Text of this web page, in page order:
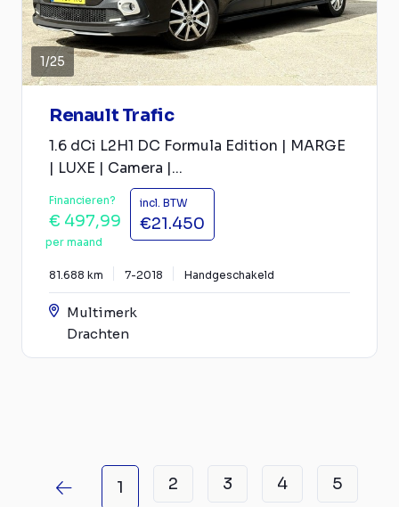
1/25
Renault Trafic
1.6 dCi L2H1 DC Formula Edition | MARGE
| LUXE | Camera |...
Financieren?
€ 497,99
per maand
incl. BTW
€21.450
81.688 km 7-2018 Handgeschakeld
Multimerk
Drachten
1 2 3 4 5